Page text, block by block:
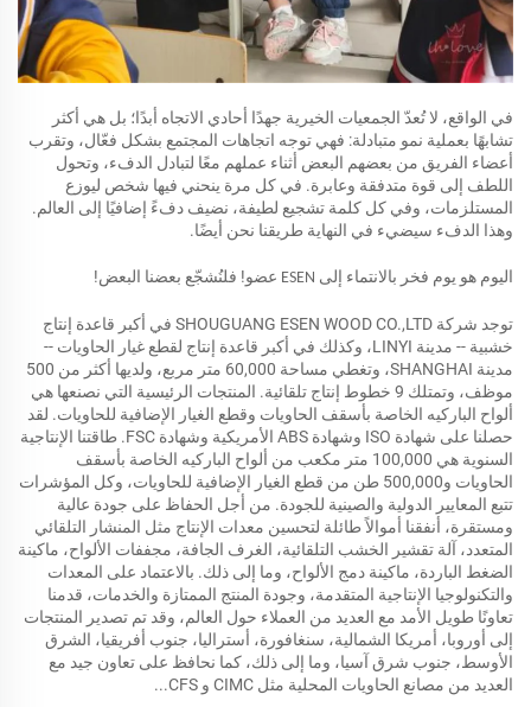
في الواقع، لا تُعدّ الجمعيات الخيرية جهدًا أحادي الاتجاه أبدًا؛ بل هي أكثر
تشابهًا بعملية نمو متبادلة: فهي توجه اتجاهات المجتمع بشكل فعّال، وتقرب
أعضاء الفريق من بعضهم البعض أثناء عملهم معًا لتبادل الدفء، وتحول
اللطف إلى قوة متدفقة وعابرة. في كل مرة ينحني فيها شخص ليوزع
المستلزمات، وفي كل كلمة تشجيع لطيفة، نضيف دفءً إضافيًا إلى العالم.
وهذا الدفء سيضيء في النهاية طريقنا نحن أيضًا.
اليوم هو يوم فخر بالانتماء إلى ESEN عضو! فلنُشجّع بعضنا البعض!
توجد شركة SHOUGUANG ESEN WOOD CO.,LTD في أكبر قاعدة إنتاج
خشبية -- مدينة LINYI، وكذلك في أكبر قاعدة إنتاج لقطع غيار الحاويات --
مدينة SHANGHAI، وتغطي مساحة 60,000 متر مربع، ولديها أكثر من 500
موظف، وتمتلك 9 خطوط إنتاج تلقائية. المنتجات الرئيسية التي نصنعها هي
ألواح الباركيه الخاصة بأسقف الحاويات وقطع الغيار الإضافية للحاويات. لقد
حصلنا على شهادة ISO وشهادة ABS الأمريكية وشهادة FSC. طاقتنا الإنتاجية
السنوية هي 100,000 متر مكعب من ألواح الباركيه الخاصة بأسقف
الحاويات و500,000 طن من قطع الغيار الإضافية للحاويات، وكل المؤشرات
تتبع المعايير الدولية والصينية للجودة. من أجل الحفاظ على جودة عالية
ومستقرة، أنفقنا أموالاً طائلة لتحسين معدات الإنتاج مثل المنشار التلقائي
المتعدد، آلة تقشير الخشب التلقائية، الغرف الجافة، مجففات الألواح، ماكينة
الضغط الباردة، ماكينة دمج الألواح، وما إلى ذلك. بالاعتماد على المعدات
والتكنولوجيا الإنتاجية المتقدمة، وجودة المنتج الممتازة والخدمات، قدمنا
تعاونًا طويل الأمد مع العديد من العملاء حول العالم، وقد تم تصدير المنتجات
إلى أوروبا، أمريكا الشمالية، سنغافورة، أستراليا، جنوب أفريقيا، الشرق
الأوسط، جنوب شرق آسيا، وما إلى ذلك، كما نحافظ على تعاون جيد مع
العديد من مصانع الحاويات المحلية مثل CIMC و CFS...